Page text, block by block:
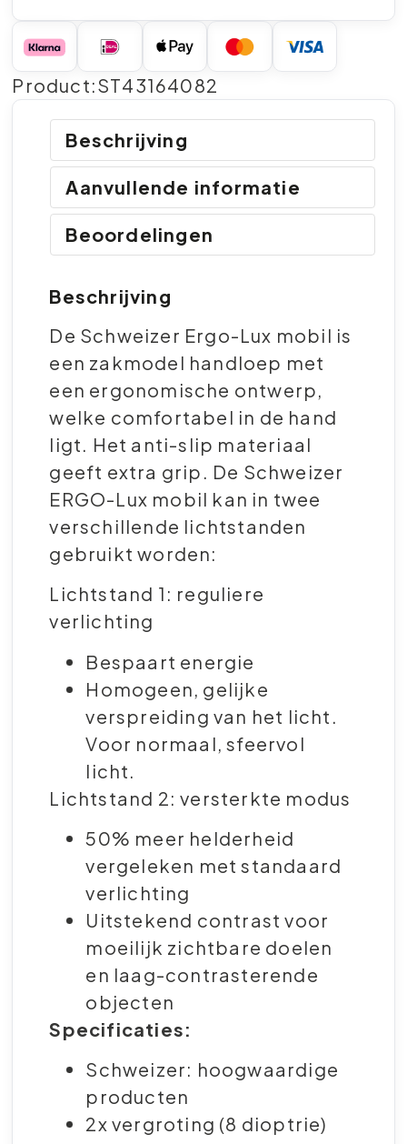
Product:ST43164082
Beschrijving
Aanvullende informatie
Beoordelingen
Beschrijving
De Schweizer Ergo-Lux mobil is
een zakmodel handloep met
een ergonomische ontwerp,
welke comfortabel in de hand
ligt. Het anti-slip materiaal
geeft extra grip. De Schweizer
ERGO-Lux mobil kan in twee
verschillende lichtstanden
gebruikt worden:
Lichtstand 1: reguliere
verlichting
Bespaart energie
Homogeen, gelijke
verspreiding van het licht.
Voor normaal, sfeervol
licht.
Lichtstand 2: versterkte modus
50% meer helderheid
vergeleken met standaard
verlichting
Uitstekend contrast voor
moeilijk zichtbare doelen
en laag-contrasterende
objecten
Specificaties:
Schweizer: hoogwaardige
producten
2x vergroting (8 dioptrie)